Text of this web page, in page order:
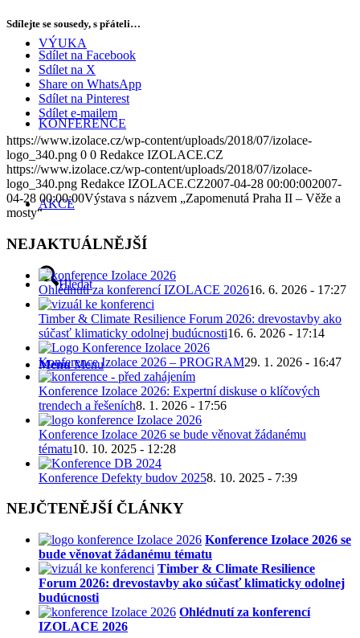
VÝUKA
KONFERENCE
AKCE
Hledat
Menu Menu
Sdílejte se sousedy, s přáteli…
Sdílet na Facebook
Sdílet na X
Share on WhatsApp
Sdílet na Pinterest
Sdílet e-mailem
https://www.izolace.cz/wp-content/uploads/2018/07/izolace-
logo_340.png 0 0 Redakce IZOLACE.CZ
https://www.izolace.cz/wp-content/uploads/2018/07/izolace-
logo_340.png Redakce IZOLACE.CZ2007-04-28 00:00:002007-
04-28 00:00:00Výstava s názvem „Zapomenutá Praha II – Věže a
mosty“
NEJAKTUÁLNĚJŠÍ
Ohlédnutí za konferencí IZOLACE 202616. 6. 2026 - 17:27
Timber & Climate Resilience Forum 2026: drevostavby ako
súčasť klimaticky odolnej budúcnosti16. 6. 2026 - 17:14
Konference Izolace 2026 – PROGRAM29. 1. 2026 - 16:47
Konference Izolace 2026: Expertní diskuse o klíčových
trendech a řešeních8. 1. 2026 - 17:56
Konference Izolace 2026 se bude věnovat žádanému
tématu10. 10. 2025 - 12:28
Konference Defekty budov 20258. 10. 2025 - 7:39
NEJČTENĚJŠÍ ČLÁNKY
Konference Izolace 2026 se
bude věnovat žádanému tématu
Timber & Climate Resilience
Forum 2026: drevostavby ako súčasť klimaticky odolnej
budúcnosti
Ohlédnutí za konferencí
IZOLACE 2026